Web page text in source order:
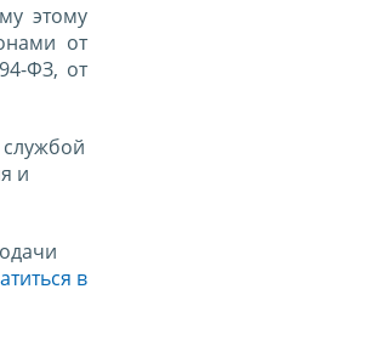
этому
от
ФЗ, от
и
в